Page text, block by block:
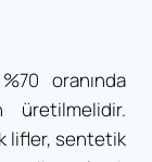
oranında
üretilmelidir.
lifler, sentetik